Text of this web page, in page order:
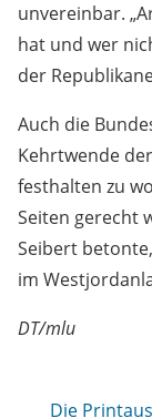
unvereinbar.
hat und wer
der
Auch die
Kehrtwende
festhalten zu
Seiten gerecht
Seibert
im
DT/mlu
Die